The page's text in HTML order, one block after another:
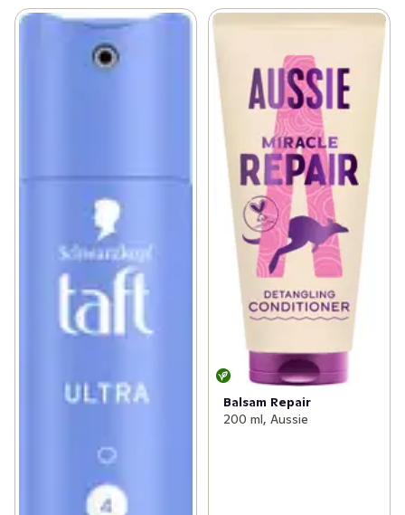
Balsam Repair
200 ml, Aussie